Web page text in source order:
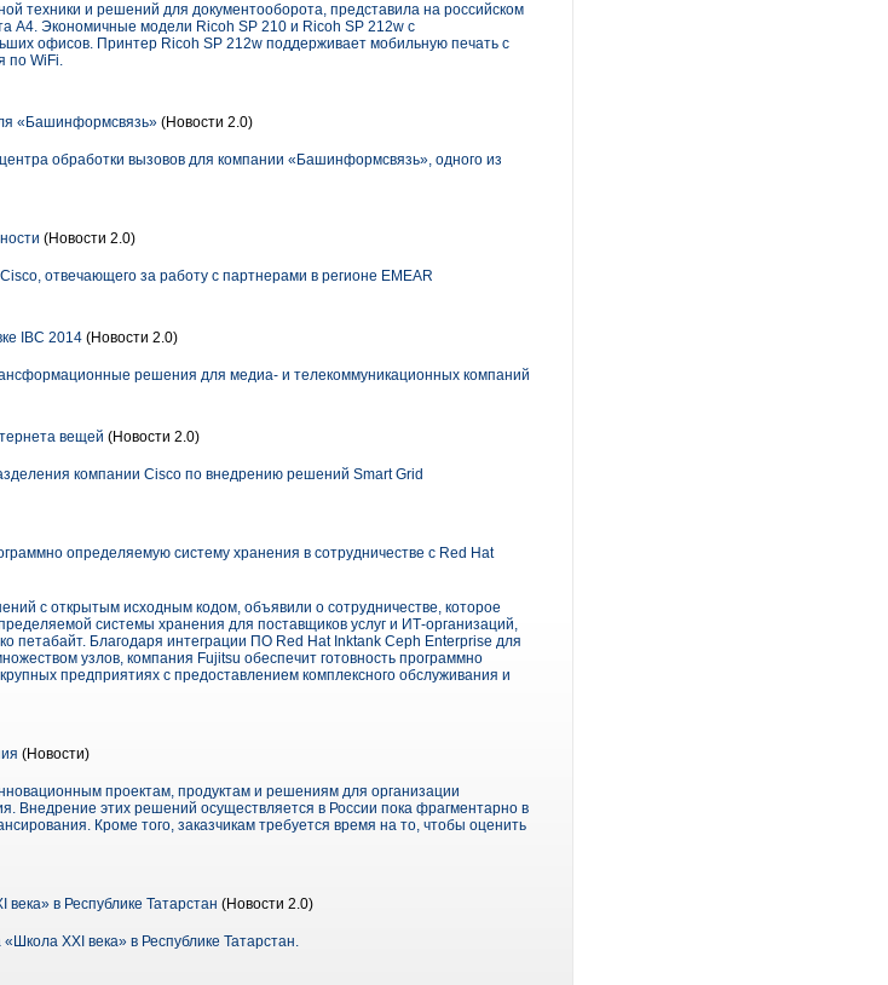
техники и решений для документооборота, представила на российском
А4. Экономичные модели Ricoh SP 210 и Ricoh SP 212w с
офисов. Принтер Ricoh SP 212w поддерживает мобильную печать с
по WiFi.
«Башинформсвязь» (Новости 2.0)
обработки вызовов для компании «Башинформсвязь», одного из
(Новости 2.0)
отвечающего за работу с партнерами в регионе EMEAR
IBC 2014 (Новости 2.0)
решения для медиа- и телекоммуникационных компаний
вещей (Новости 2.0)
компании Cisco по внедрению решений Smart Grid
определяемую систему хранения в сотрудничестве с Red Hat
с открытым исходным кодом, объявили о сотрудничестве, которое
системы хранения для поставщиков услуг и ИТ-организаций,
петабайт. Благодаря интеграции ПО Red Hat Inktank Ceph Enterprise для
узлов, компания Fujitsu обеспечит готовность программно
предприятиях с предоставлением комплексного обслуживания и
(Новости)
проектам, продуктам и решениям для организации
Внедрение этих решений осуществляется в России пока фрагментарно в
Кроме того, заказчикам требуется время на то, чтобы оценить
в Республике Татарстан (Новости 2.0)
XXI века» в Республике Татарстан.